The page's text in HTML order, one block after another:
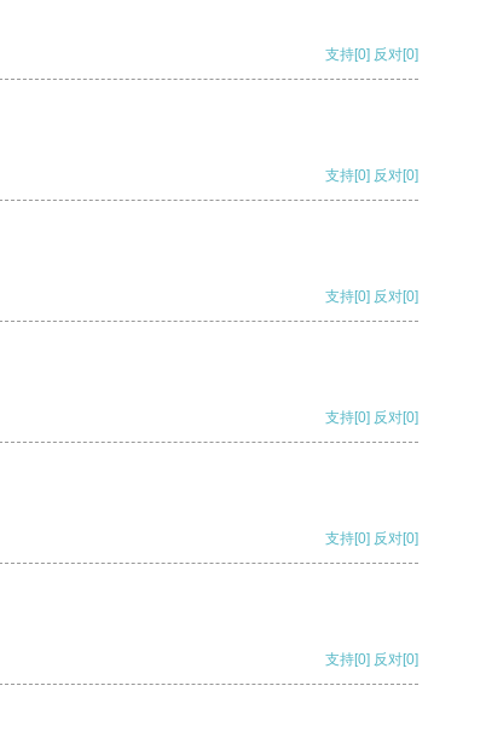
支持[0] 反对[0]
支持[0] 反对[0]
支持[0] 反对[0]
支持[0] 反对[0]
支持[0] 反对[0]
支持[0] 反对[0]